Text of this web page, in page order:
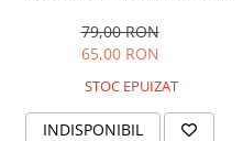
79,00 RON
65,00 RON
STOC EPUIZAT
INDISPONIBIL